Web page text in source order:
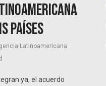
países
Latinoamericana
ya, el acuerdo